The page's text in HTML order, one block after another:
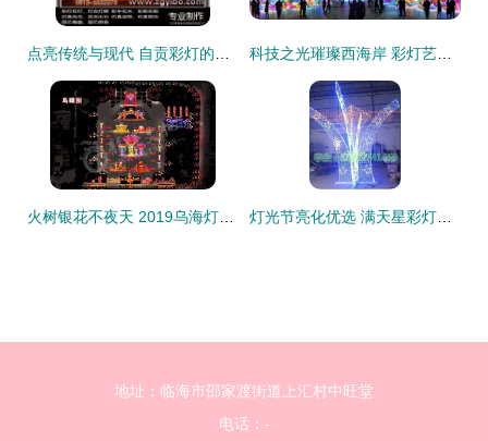
点亮传统与现代 自贡彩灯的艺术魅力与供应链解析 科技之光璀璨西海岸 彩灯艺术点亮第31届青岛国际啤酒节
火树银花不夜天 2019乌海灯会即将璀璨登场 灯光节亮化优选 满天星彩灯串的浪漫与卓越制造工艺
地址：临海市邵家渡街道上汇村中旺堂
电话：-